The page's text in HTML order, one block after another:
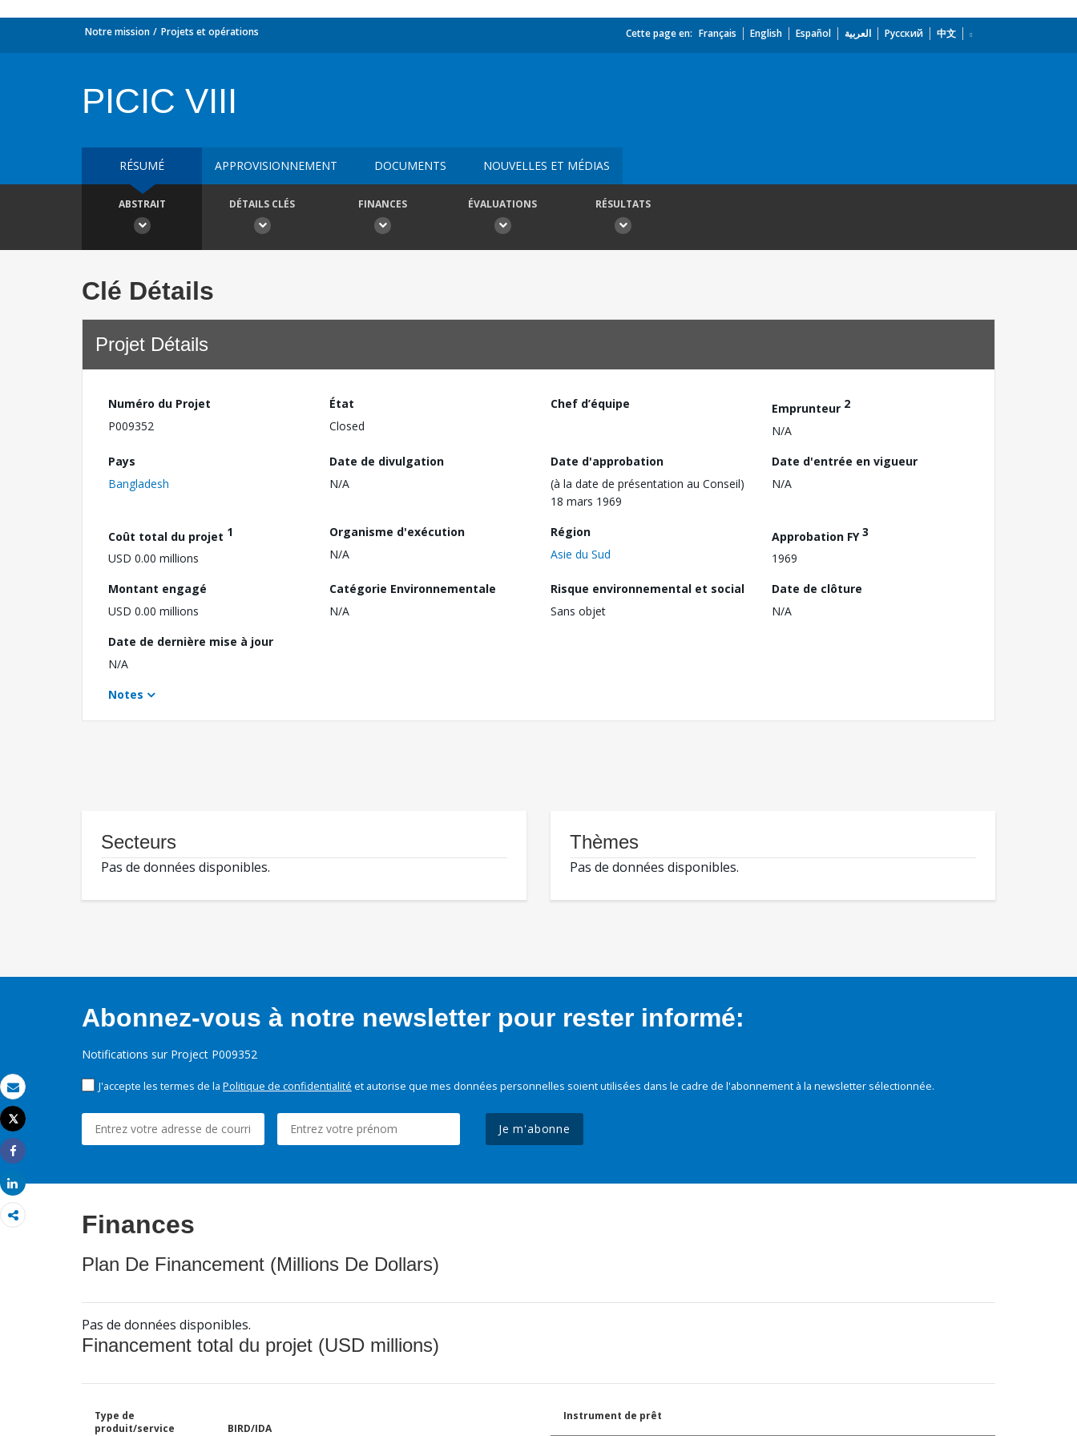
Email
Imprimer
Tweet
Share
Share
Notre mission Projets et opérations Cette page en: Français English Español العربية Русский 中文
PICIC VIII
RÉSUMÉ APPROVISIONNEMENT DOCUMENTS NOUVELLES ET MÉDIAS
ABSTRAIT DÉTAILS CLÉS FINANCES ÉVALUATIONS RÉSULTATS
Clé Détails
Projet Détails
Numéro du Projet
P009352
État
Closed
Chef d’équipe Emprunteur 2
N/A
Pays
Bangladesh
Date de divulgation
N/A
Date d'approbation
(à la date de présentation au Conseil)
18 mars 1969
Date d'entrée en vigueur
N/A
Coût total du projet 1
USD 0.00 millions
Organisme d'exécution
N/A
Région
Asie du Sud
Approbation FY3
1969
Montant engagé
USD 0.00 millions
Catégorie Environnementale
N/A
Risque environnemental et social
Sans objet
Date de clôture
N/A
Date de dernière mise à jour
N/A
Notes
Secteurs
Pas de données disponibles.
Thèmes
Pas de données disponibles.
Abonnez-vous à notre newsletter pour rester informé:
Notifications sur Project P009352
J'accepte les termes de la Politique de confidentialité et autorise que mes données personnelles soient utilisées dans le cadre de l'abonnement à la newsletter sélectionnée.
Je m'abonne
Finances
Plan De Financement (Millions De Dollars)
Pas de données disponibles.
Financement total du projet (USD millions)
Type de
produit/service
BIRD/IDA
Instrument de prêt